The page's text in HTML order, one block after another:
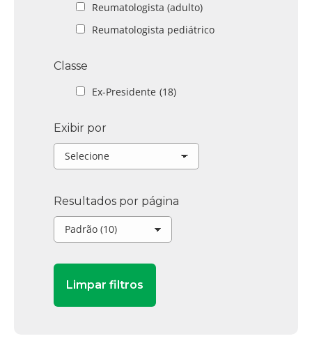
Reumatologista (adulto)
Reumatologista pediátrico
Classe
Ex-Presidente (18)
Exibir por
Resultados por página